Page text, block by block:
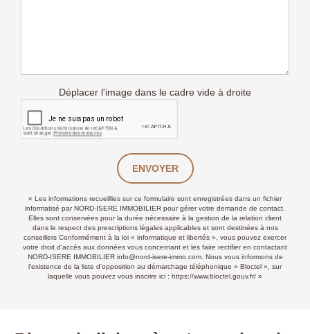
Déplacer l'image dans le cadre vide à droite
ENVOYER
« Les informations recueillies sur ce formulaire sont enregistrées dans un fichier
informatisé par NORD-ISERE IMMOBILIER pour gérer votre demande de contact.
Elles sont conservées pour la durée nécessaire à la gestion de la relation client
dans le respect des prescriptions légales applicables et sont destinées à nos
conseillers Conformément à la loi « informatique et libertés », vous pouvez exercer
votre droit d'accès aux données vous concernant et les faire rectifier en contactant
NORD-ISERE IMMOBILIER info@nord-isere-immo.com. Nous vous informons de
l'existence de la liste d'opposition au démarchage téléphonique « Bloctel », sur
laquelle vous pouvez vous inscrire ici : https://www.bloctel.gouv.fr/ »